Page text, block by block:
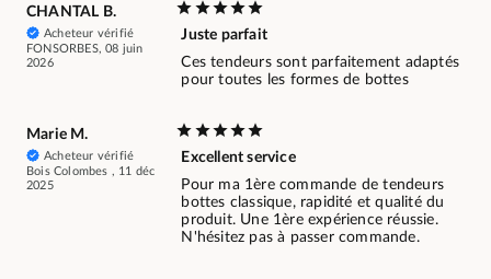
CHANTAL B.
Acheteur vérifié
FONSORBES, 08 juin
2026
Juste parfait
Ces tendeurs sont parfaitement adaptés
pour toutes les formes de bottes
Marie M.
Acheteur vérifié
Bois Colombes , 11 déc
2025
Excellent service
Pour ma 1ère commande de tendeurs
bottes classique, rapidité et qualité du
produit. Une 1ère expérience réussie.
N'hésitez pas à passer commande.